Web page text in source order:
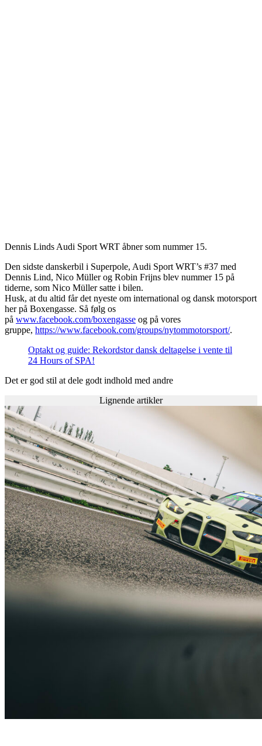
Dennis Linds Audi Sport WRT åbner som nummer 15.
Den sidste danskerbil i Superpole, Audi Sport WRT’s #37 med
Dennis Lind, Nico Müller og Robin Frijns blev nummer 15 på
tiderne, som Nico Müller satte i bilen.
Husk, at du altid får det nyeste om international og dansk motorsport
her på Boxengasse. Så følg os
på www.facebook.com/boxengasse og på vores
gruppe, https://www.facebook.com/groups/nytommotorsport/.
Optakt og guide: Rekordstor dansk deltagelse i vente til
24 Hours of SPA!
Det er god stil at dele godt indhold med andre
Lignende artikler